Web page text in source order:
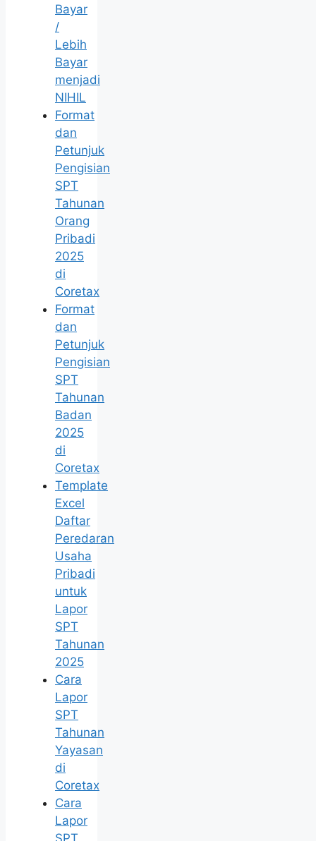
Bayar
/
Lebih
Bayar
menjadi
NIHIL
Format
dan
Petunjuk
Pengisian
SPT
Tahunan
Orang
Pribadi
2025
di
Coretax
Format
dan
Petunjuk
Pengisian
SPT
Tahunan
Badan
2025
di
Coretax
Template
Excel
Daftar
Peredaran
Usaha
Pribadi
untuk
Lapor
SPT
Tahunan
2025
Cara
Lapor
SPT
Tahunan
Yayasan
di
Coretax
Cara
Lapor